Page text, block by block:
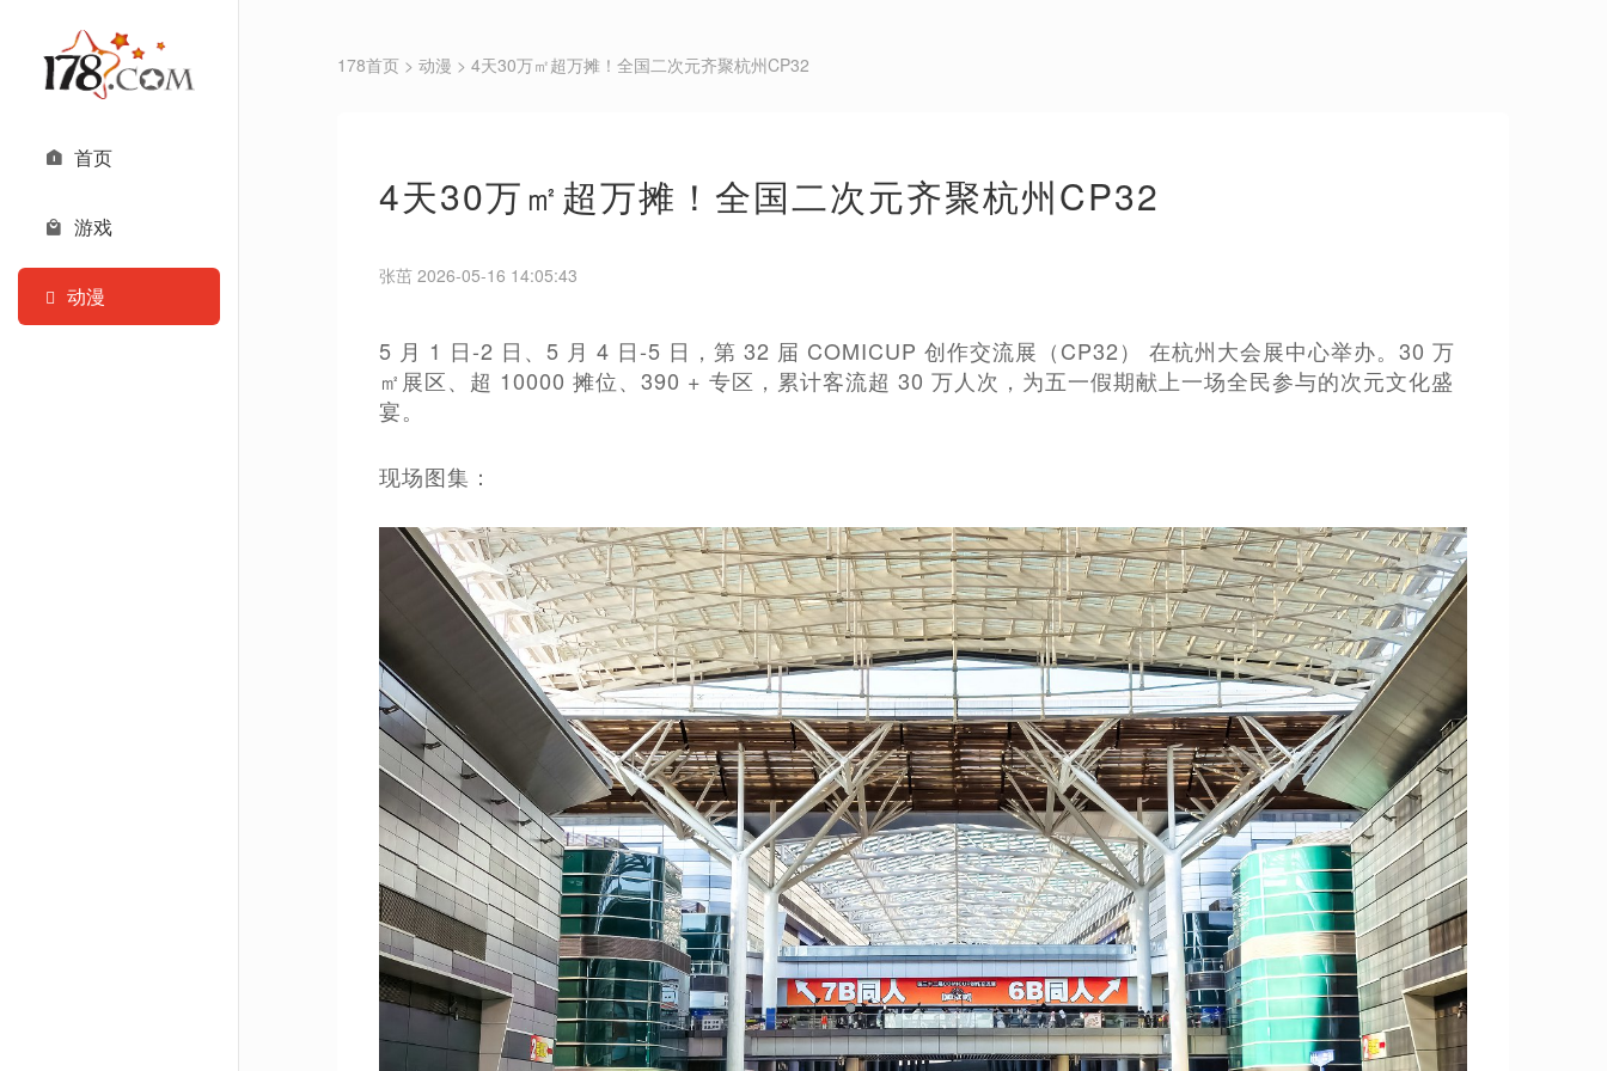
首页
游戏
动漫
178首页 > 动漫 > 4天30万㎡超万摊！全国二次元齐聚杭州CP32
4天30万㎡超万摊！全国二次元齐聚杭州CP32
张茁 2026-05-16 14:05:43
5 月 1 日-2 日、5 月 4 日-5 日，第 32 届 COMICUP 创作交流展（CP32） 在杭州大会展中心举办。30 万
㎡展区、超 10000 摊位、390 + 专区，累计客流超 30 万人次，为五一假期献上一场全民参与的次元文化盛
宴。
现场图集：